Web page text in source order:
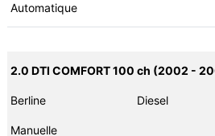
Automatique
2.0 DTI COMFORT 100 ch (2002 -
Berline Diesel
Manuelle